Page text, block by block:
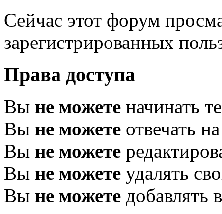
Сейчас этот форум
зарегистрированных
Права доступа
Вы не можете начинать
Вы не можете отвечать
Вы не можете
Вы не можете удалять
Вы не можете добавлять